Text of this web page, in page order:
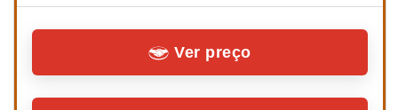
Ver preço